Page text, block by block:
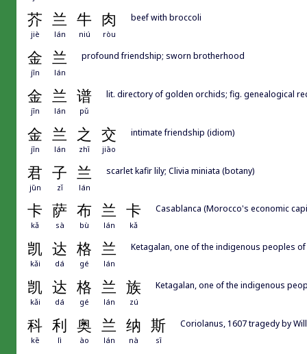
芥 兰 牛 肉
jiè lán niú ròu
beef with broccoli
金 兰
jīn lán
profound friendship; sworn brotherhood
金 兰 谱
jīn lán pǔ
lit. directory of golden orchids; fig. genealogical
金 兰 之 交
jīn lán zhī jiāo
intimate friendship (idiom)
君 子 兰
jūn zǐ lán
scarlet kafir lily; Clivia miniata (botany)
卡 萨 布 兰 卡
kǎ sà bù lán kǎ
Casablanca (Morocco's economic
凯 达 格 兰
kǎi dá gé lán
Ketagalan, one of the indigenous peoples
凯 达 格 兰 族
kǎi dá gé lán zú
Ketagalan, one of the indigenous
科 利 奥 兰 纳 斯
kē lì ào lán nà sī
Coriolanus, 1607 tragedy by